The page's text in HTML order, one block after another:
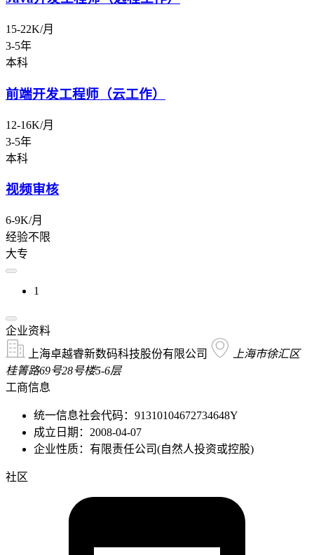
15-22K/月
3-5年
本科
前端开发工程师（云工作）
12-16K/月
3-5年
本科
视频审核
6-9K/月
经验不限
大专
1
企业资料
上海卓越睿新数码科技股份有限公司
上海市徐汇区
桂箐路69号28号楼5-6层
工商信息
统一信息社会代码：91310104672734648Y
成立日期：2008-04-07
企业性质：有限责任公司(自然人投资或控股)
社区